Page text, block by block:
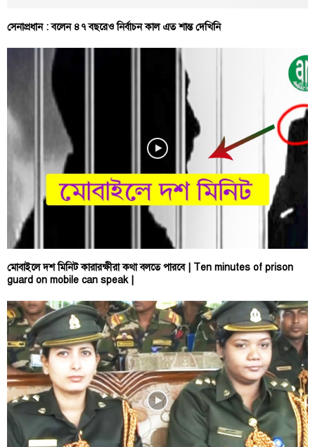
সেনাপ্রধান : বলেন ৪৭ বছরেও নির্বাচন কাল এত শান্ত দেখিনি
মোবাইলে দশ মিনিট কারারক্ষীরা কথা বলতে পারবে | Ten minutes of prison
guard on mobile can speak |